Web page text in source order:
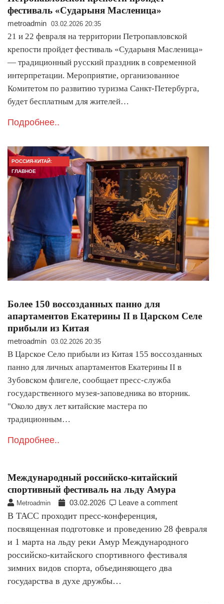
фестиваль «Сударыня Масленица»
metroadmin 03.02.2026 20:35
21 и 22 февраля на территории Петропавловской
крепости пройдет фестиваль «Сударыня Масленица»
— традиционный русский праздник в современной
интерпретации. Мероприятие, организованное
Комитетом по развитию туризма Санкт-Петербурга,
будет бесплатным для жителей…
Подробнее..
РОССИЯ-КИТАЙ:
ГЛАВНОЕ
Более 150 воссозданных панно для
апартаментов Екатерины II в Царском Селе
прибыли из Китая
metroadmin 03.02.2026 20:35
В Царское Село прибыли из Китая 155 воссозданных
панно для личных апартаментов Екатерины II в
Зубовском флигеле, сообщает пресс-служба
государственного музея-заповедника во вторник.
"Около двух лет китайские мастера по
традиционным…
Подробнее..
Международный российско-китайский
спортивный фестиваль на льду Амура
Metroadmin 03.02.2026 Leave a comment
В ТАСС проходит пресс-конференция,
посвященная подготовке и проведению 28 февраля
и 1 марта на льду реки Амур Международного
российско-китайского спортивного фестиваля
зимних видов спорта, объединяющего два
государства в духе дружбы…